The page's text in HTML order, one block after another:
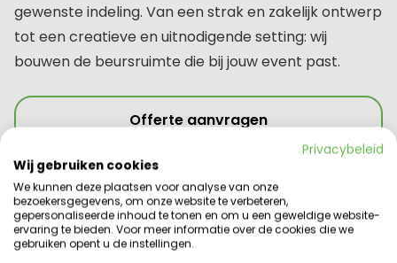
gewenste indeling. Van een strak en zakelijk ontwerp
tot een creatieve en uitnodigende setting: wij
bouwen de beursruimte die bij jouw event past.
Offerte aanvragen
Privacybeleid
Wij gebruiken cookies
We kunnen deze plaatsen voor analyse van onze
bezoekersgegevens, om onze website te verbeteren,
gepersonaliseerde inhoud te tonen en om u een geweldige website-
ervaring te bieden. Voor meer informatie over de cookies die we
gebruiken opent u de instellingen.